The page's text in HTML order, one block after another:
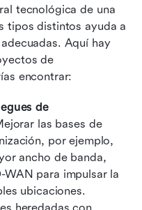
tecnológica de una
tipos distintos ayuda a
Aquí hay
de
encontrar:
de
las bases de
por ejemplo,
ancho de banda,
para impulsar la
ubicaciones.
heredadas con